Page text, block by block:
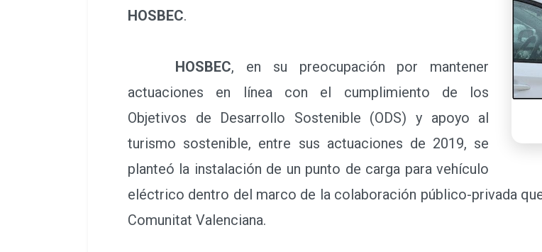
HOSBEC.
HOSBEC, en su preocupación por mantener
actuaciones en línea con el cumplimiento de los
Objetivos de Desarrollo Sostenible (ODS) y apoyo al turismo
planteó la instalación de un punto de carga para vehículo
privada que mantiene de forma permanente con Turisme
De esta forma,INVAT•TUR